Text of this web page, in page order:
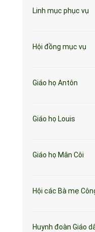
Linh mục phục vụ
Hội đồng mục vụ
Giáo họ Antôn
Giáo họ Louis
Giáo họ Mân Côi
Hội các Bà mẹ
Huynh đoàn Giáo